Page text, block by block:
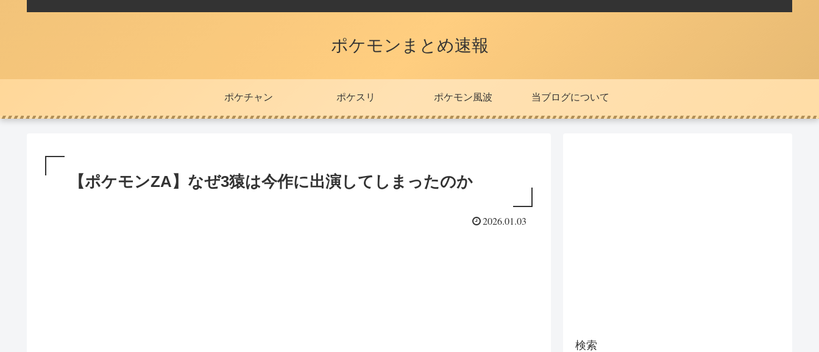
ポケモンまとめ速報
ポケチャン ポケスリ ポケモン風波 当ブログについて
【ポケモンZA】なぜ3猿は今作に出演してしまったのか
2026.01.03
検索